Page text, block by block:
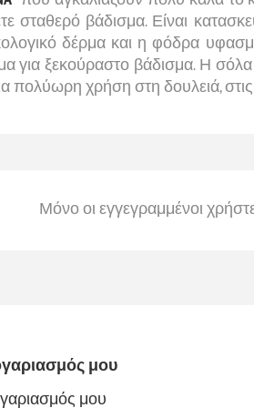
σταθερό βάδισμα. Είναι
δέρμα και η φόδρα
για ξεκούραστο βάδισμα. Η σόλα
πολύωρη χρήση στη δουλειά,
Μόνο οι εγγεγραμμένοι
μου
μου